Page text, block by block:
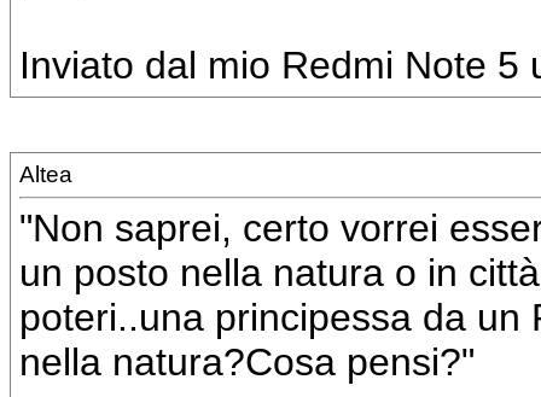
Inviato dal mio Redmi Note 5
Altea
"Non saprei, certo vorrei
un posto nella natura o in
poteri..una principessa da
nella natura?Cosa pensi?"